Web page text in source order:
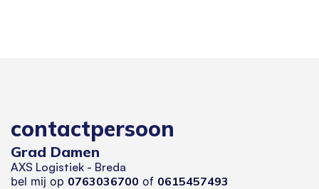
contactpersoon
Grad Damen
AXS Logistiek - Breda
bel mij op 0763036700 of 0615457493